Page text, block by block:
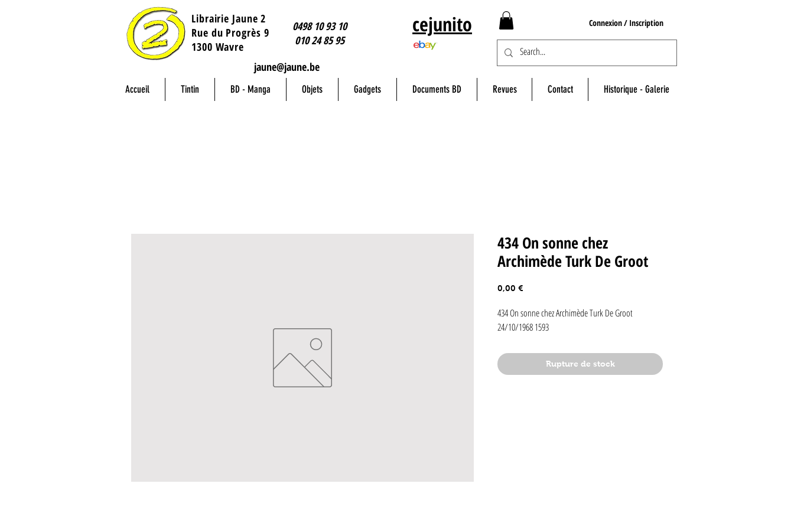
Librairie Jaune 2
​Rue du Progrès 9
1300 Wavre
0498 10 93 10
010 24 85 95
jaune@jaune.be
cejunito Connexion / Inscription
Accueil Tintin BD - Manga Objets Gadgets Documents BD Revues Contact Historique - Galerie
434 On sonne chez
Archimède Turk De Groot
0,00 €
434 On sonne chez Archimède Turk De Groot
24/10/1968 1593
Rupture de stock